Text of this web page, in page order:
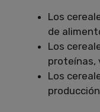
Los
de
Los
proteínas,
Los